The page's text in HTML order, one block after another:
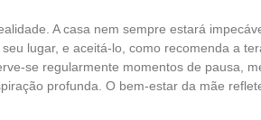
A casa nem sempre estará
lugar, e aceitá-lo, como recomenda a
se regularmente momentos de pausa,
profunda. O bem-estar da mãe